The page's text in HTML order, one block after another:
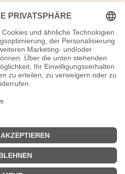
1977|Was war 1979>>